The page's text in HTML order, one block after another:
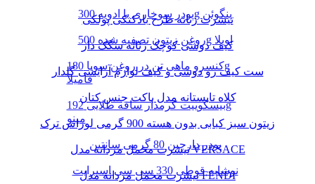
پودر سوخاری با ادویه 300g پنگوئن
روغن زیتون تصفیه شده 500g اویلا
کنسرو ماهی تن در روغن سویا 180g
فامیلا
بیسکوییت کرمدار ساقه طلایی 192g
مینو
پودر دارچین 80 گرمی سانتین
نوشابه قوطی 330 سی سی اسپرایت
تیشرت زنانه طرح بادکنکی پولکی
کیف دوشی کوچک زنانه سگک دار
ست کیف رو دوشی و کیف لوازم آرایشی گلدار
کلاه تابستانه مدل باکت جنس کتان
زیتون سبز کبابی بدون هسته 900 گرمی لوراس ترک
تیشرت مخمل مردانه مدل VERSACE
تیشرت مخمل مردانه مدل FENDI